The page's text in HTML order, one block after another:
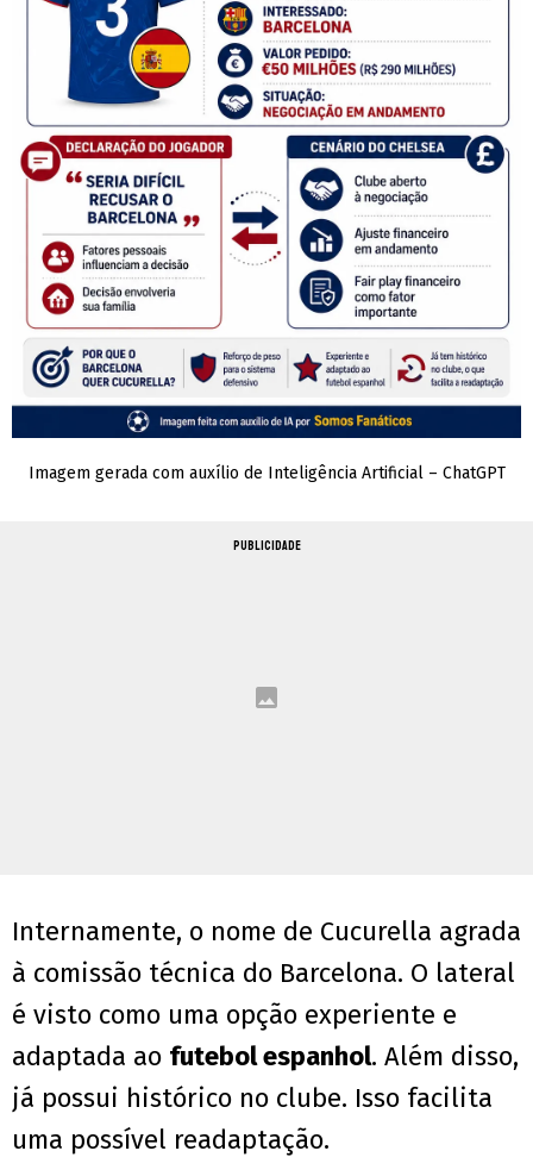
Imagem gerada com auxílio de Inteligência Artificial – ChatGPT
PUBLICIDADE
Internamente, o nome de Cucurella agrada
à comissão técnica do Barcelona. O lateral
é visto como uma opção experiente e
adaptada ao futebol espanhol. Além disso,
já possui histórico no clube. Isso facilita
uma possível readaptação.